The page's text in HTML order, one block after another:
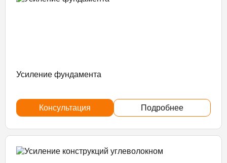
Усиление фундамента
Консультация Подробнее